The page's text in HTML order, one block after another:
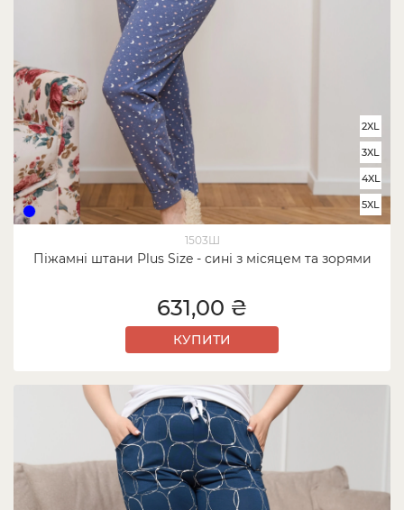
1503Ш
Піжамні штани Plus Size - сині з місяцем та зорями
2XL
3XL
4XL
5XL
631,00 ₴
КУПИТИ